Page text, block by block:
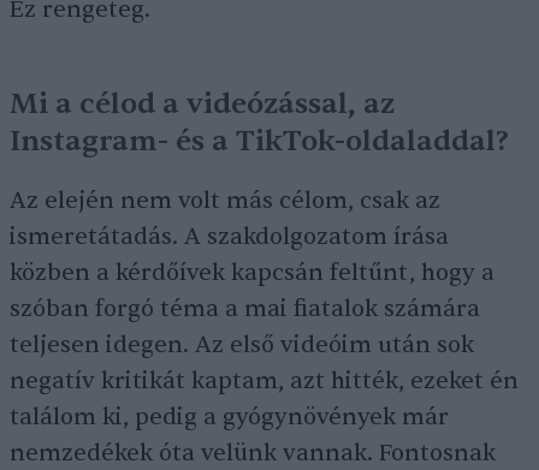
Ez rengeteg.
Mi a célod a videózással, az
Instagram- és a TikTok-oldaladdal?
Az elején nem volt más célom, csak az
ismeretátadás. A szakdolgozatom írása
közben a kérdőívek kapcsán feltűnt, hogy a
szóban forgó téma a mai fiatalok számára
teljesen idegen. Az első videóim után sok
negatív kritikát kaptam, azt hitték, ezeket én
találom ki, pedig a gyógynövények már
nemzedékek óta velünk vannak. Fontosnak